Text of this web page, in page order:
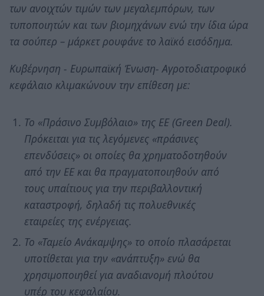
των ανοιχτών τιμών των μεγαλεμπόρων, των
τυποποιητών και των βιομηχάνων ενώ την ίδια ώρα
τα σούπερ – μάρκετ ρουφάνε το λαϊκό εισόδημα.
Κυβέρνηση - Ευρωπαϊκή Ένωση- Αγροτοδιατροφικό
κεφάλαιο κλιμακώνουν την επίθεση με:
Το «Πράσινο Συμβόλαιο» της ΕΕ (Green Deal).
Πρόκειται για τις λεγόμενες «πράσινες
επενδύσεις» οι οποίες θα χρηματοδοτηθούν
από την ΕΕ και θα πραγματοποιηθούν από
τους υπαίτιους για την περιβαλλοντική
καταστροφή, δηλαδή τις πολυεθνικές
εταιρείες της ενέργειας.
Το «Ταμείο Ανάκαμψης» το οποίο πλασάρεται
υποτίθεται για την «ανάπτυξη» ενώ θα
χρησιμοποιηθεί για αναδιανομή πλούτου
υπέρ του κεφαλαίου.